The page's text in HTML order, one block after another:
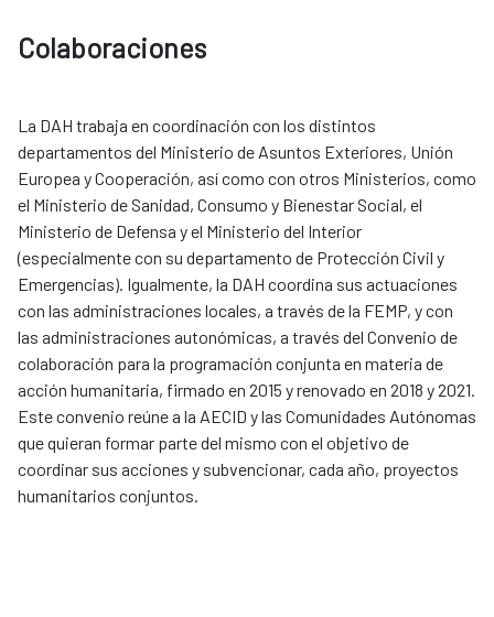
Colaboraciones
La DAH trabaja en coordinación con los distintos
departamentos del Ministerio de Asuntos Exteriores, Unión
Europea y Cooperación, así como con otros Ministerios, como
el Ministerio de Sanidad, Consumo y Bienestar Social, el
Ministerio de Defensa y el Ministerio del Interior
(especialmente con su departamento de Protección Civil y
Emergencias). Igualmente, la DAH coordina sus actuaciones
con las administraciones locales, a través de la FEMP, y con
las administraciones autonómicas, a través del Convenio de
colaboración para la programación conjunta en materia de
acción humanitaria, firmado en 2015 y renovado en 2018 y 2021.
Este convenio reúne a la AECID y las Comunidades Autónomas
que quieran formar parte del mismo con el objetivo de
coordinar sus acciones y subvencionar, cada año, proyectos
humanitarios conjuntos.